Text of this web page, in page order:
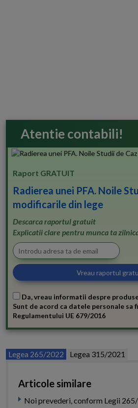
Atentie contabili!
Raport GRATUIT
Radierea unei PFA. Noile
modificarile din lege
Descarca raportul gratuit
Explicatii clare pentru munca ta
Da, vreau informatii despre
Sunt de acord ca datele personale sa
Regulamentului UE 679/2016
Legea 265/2022 Legea 315/2021
Articole similare
Noi prevederi, conform Legii